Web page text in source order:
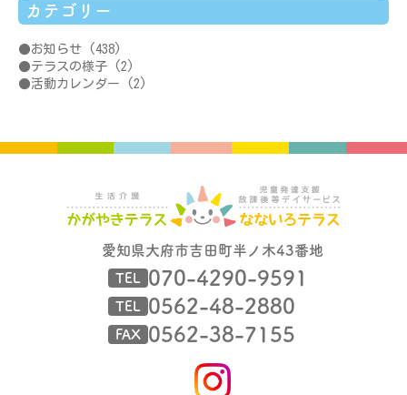
カテゴリー
お知らせ (438)
テラスの様子 (2)
活動カレンダー (2)
愛知県大府市吉田町半ノ木43番地
TEL 070-4290-9591
TEL 0562-48-2880
FAX 0562-38-7155